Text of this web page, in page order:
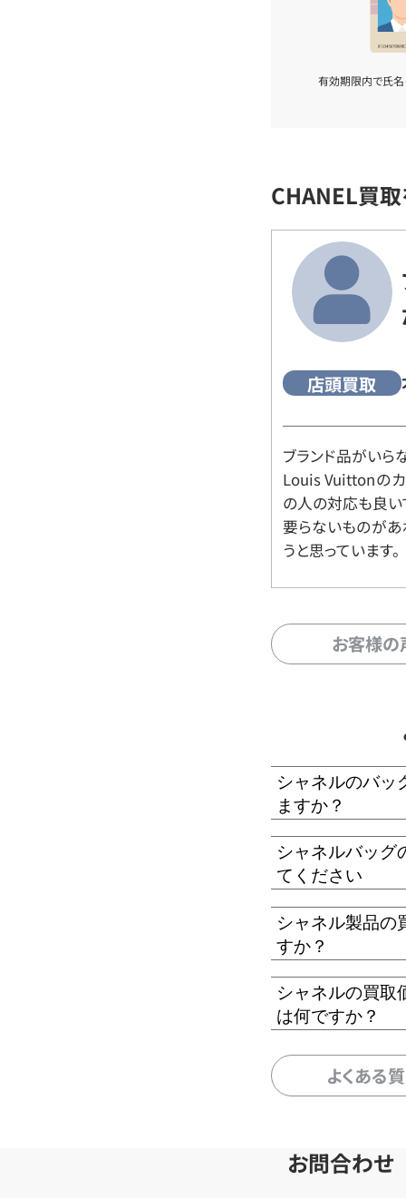
有効期限内で氏名
CHANEL買
店頭買取
ブランド品がいら
Louis Vuittonの
の人の対応も良い
要らないものがあ
うと思っています。
お客様
シャネルのバッ
ますか？
シャネルバッグ
てください
シャネル製品の
すか？
シャネルの買取
は何ですか？
よくある
お問合わせ